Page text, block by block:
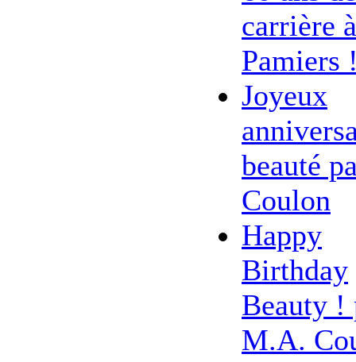
carrière à
Pamiers
Joyeux
beauté
Coulon
Happy
Birthday
Beauty !
M.A.